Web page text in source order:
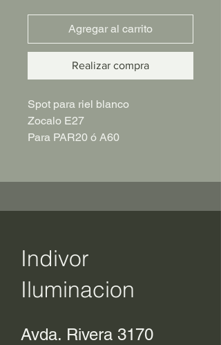
Agregar al carrito
Realizar compra
Spot para riel blanco
Zocalo E27
Para PAR20 ó A60
Indivor
Iluminacion
Avda. Rivera 3170